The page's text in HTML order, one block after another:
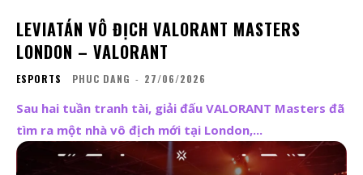
LEVIATÁN VÔ ĐỊCH VALORANT MASTERS
LONDON – VALORANT
ESPORTS PHUC DANG - 27/06/2026
Sau hai tuần tranh tài, giải đấu VALORANT Masters đã
tìm ra một nhà vô địch mới tại London,...